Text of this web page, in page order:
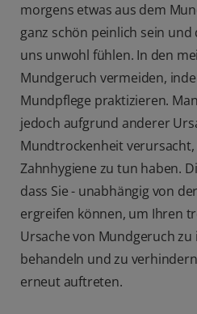
morgens etwas aus dem
ganz schön peinlich sein
uns unwohl fühlen. In den
Mundgeruch vermeiden,
Mundpflege praktizieren.
jedoch aufgrund anderer
Mundtrockenheit
Zahnhygiene zu tun haben.
dass Sie - unabhängig von
ergreifen können, um Ihren
Ursache von Mundgeruch
behandeln und zu
erneut auftreten.